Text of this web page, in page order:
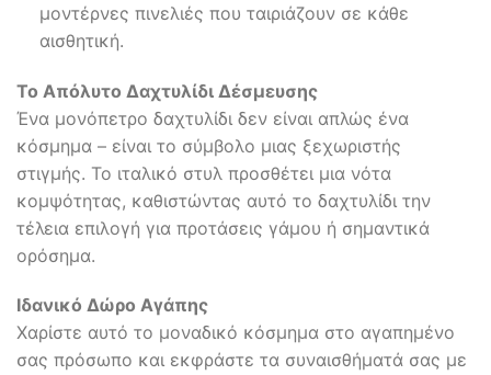
μοντέρνες πινελιές που ταιριάζουν σε κάθε
αισθητική.
Το Απόλυτο Δαχτυλίδι Δέσμευσης
Ένα μονόπετρο δαχτυλίδι δεν είναι απλώς ένα
κόσμημα – είναι το σύμβολο μιας ξεχωριστής
στιγμής. Το ιταλικό στυλ προσθέτει μια νότα
κομψότητας, καθιστώντας αυτό το δαχτυλίδι την
τέλεια επιλογή για προτάσεις γάμου ή σημαντικά
ορόσημα.
Ιδανικό Δώρο Αγάπης
Χαρίστε αυτό το μοναδικό κόσμημα στο αγαπημένο
σας πρόσωπο και εκφράστε τα συναισθήματά σας με